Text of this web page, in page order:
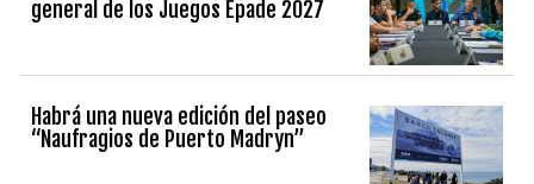
general de los Juegos Epade 2027
Habrá una nueva edición del paseo
“Naufragios de Puerto Madryn”